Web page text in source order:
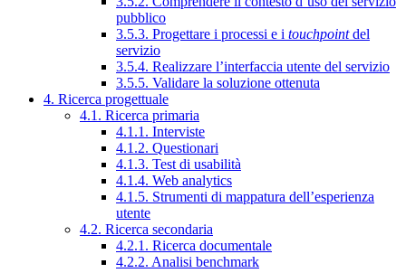
pubblico
3.5.3. Progettare i processi e i touchpointdel
servizio
3.5.4. Realizzare l’interfaccia utente del servizio
3.5.5. Validare la soluzione ottenuta
4. Ricerca progettuale
4.1. Ricerca primaria
4.1.1. Interviste
4.1.2. Questionari
4.1.3. Test di usabilità
4.1.4. Web analytics
4.1.5. Strumenti di mappatura dell’esperienza
utente
4.2. Ricerca secondaria
4.2.1. Ricerca documentale
4.2.2. Analisi benchmark